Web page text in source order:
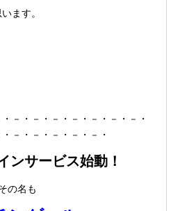
ます。
－・－・－・－・－・－・－・
－・－・－・－・－・
ンサービス始動！
の名も